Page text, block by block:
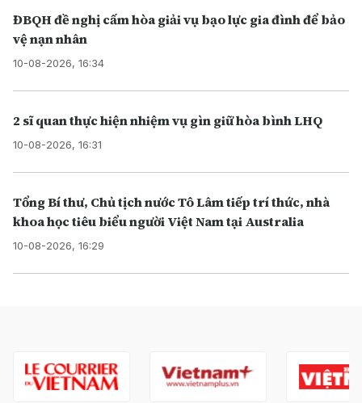
ĐBQH đề nghị cấm hòa giải vụ bạo lực gia đình để bảo
vệ nạn nhân
10-08-2026, 16:34
2 sĩ quan thực hiện nhiệm vụ gìn giữ hòa bình LHQ
10-08-2026, 16:31
Tổng Bí thư, Chủ tịch nước Tô Lâm tiếp trí thức, nhà
khoa học tiêu biểu người Việt Nam tại Australia
10-08-2026, 16:29